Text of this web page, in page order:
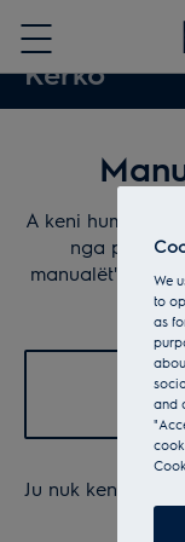
A keni humbur
nga
manualët"
Ju nuk keni
We
to
as
and